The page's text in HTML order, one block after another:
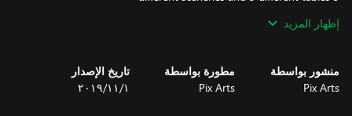
إظهار المزيد
منشور بواسطة
Pix Arts
مطورة بواسطة
Pix Arts
تاريخ الإصدار
١‏/١١‏/٢٠١٩